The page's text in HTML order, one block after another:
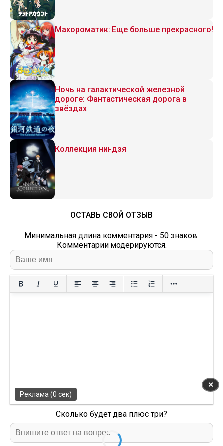
Махороматик: Еще больше прекрасного!
Ночь на галактической железной
дороге: Фантастическая дорога в
звёздах
Коллекция ниндзя
ОСТАВЬ СВОЙ ОТЗЫВ
Минимальная длина комментария - 50 знаков.
Комментарии модерируются.
Сколько будет два плюс три?
✕
Реклама (0 сек)